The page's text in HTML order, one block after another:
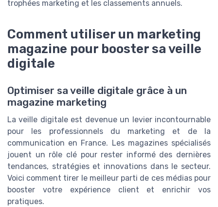
trophées marketing et les classements annuels.
Comment utiliser un marketing
magazine pour booster sa veille
digitale
Optimiser sa veille digitale grâce à un
magazine marketing
La veille digitale est devenue un levier incontournable
pour les professionnels du marketing et de la
communication en France. Les magazines spécialisés
jouent un rôle clé pour rester informé des dernières
tendances, stratégies et innovations dans le secteur.
Voici comment tirer le meilleur parti de ces médias pour
booster votre expérience client et enrichir vos
pratiques.